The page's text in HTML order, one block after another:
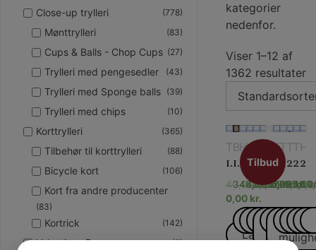
kategorier
nedenfor.
Viser 1–12 af
1362 resultater
Tilbud
Tilbud
TILBEHØR
TIL
KORTTRYLLERI
1000 kortkunster
40,00kr.
0,00 kr.
Læs mere
BØGER
13 Steps to Mentalism PLUS
345,00kr.
Læs mere
HÆFTER
13 Thoki Yenn effekter
40,00kr.
Læs mere
HÆFTER
13 Thorkild Andersen effekter
40,00kr.
Læs mere
OG
15 x 15 Silketørklæder
20,00kr.
Vælg
KLOVNE
-
IDÉER
20 oppustelige tryllestave
100,00kr.
Læs
OG
20 x 20 Silketørklæder
25,00kr.
OG
20th Century Brassiere – 45 cm
275,00
Læs
OG
20th Century Silk – Mr. Magic
295,00
TIL
25 år med magi
95,00
TIL
25 Korttricks – Darling25 udsøgte tricks – Danilo
Close-up trylleri (778)
Mønttrylleri (83)
Cups & Balls - Chop Cups (27)
Trylleri med pengesedler (43)
Trylleri med Sponge balls (39)
Trylleri med chips (10)
Korttrylleri (365)
Tilbehør til korttrylleri (88)
Bicycle kort (106)
Kort fra andre producenter
(83)
Kortrick (142)
Valentines Day (9)